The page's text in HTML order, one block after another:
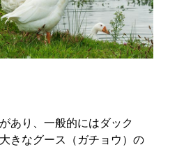
あり、一般的にはダック
きなグース（ガチョウ）の